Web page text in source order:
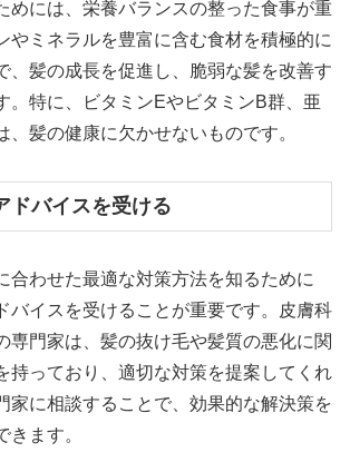
めには、栄養バランスの整った食事が重
やミネラルを豊富に含む食材を積極的に
、髪の成長を促進し、脆弱な髪を改善す
。特に、ビタミンEやビタミンB群、亜
、髪の健康に欠かせないものです。
ドバイスを受ける
合わせた最適な対策方法を知るために
バイスを受けることが重要です。皮膚科
専門家は、髪の抜け毛や髪質の悪化に関
持っており、適切な対策を提案してくれ
家に相談することで、効果的な解決策を
きます。